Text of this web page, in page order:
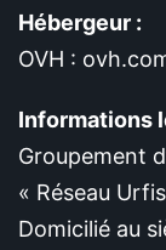
Hébergeur :
OVH :
Informations
Groupement
« Réseau
Domicilié au